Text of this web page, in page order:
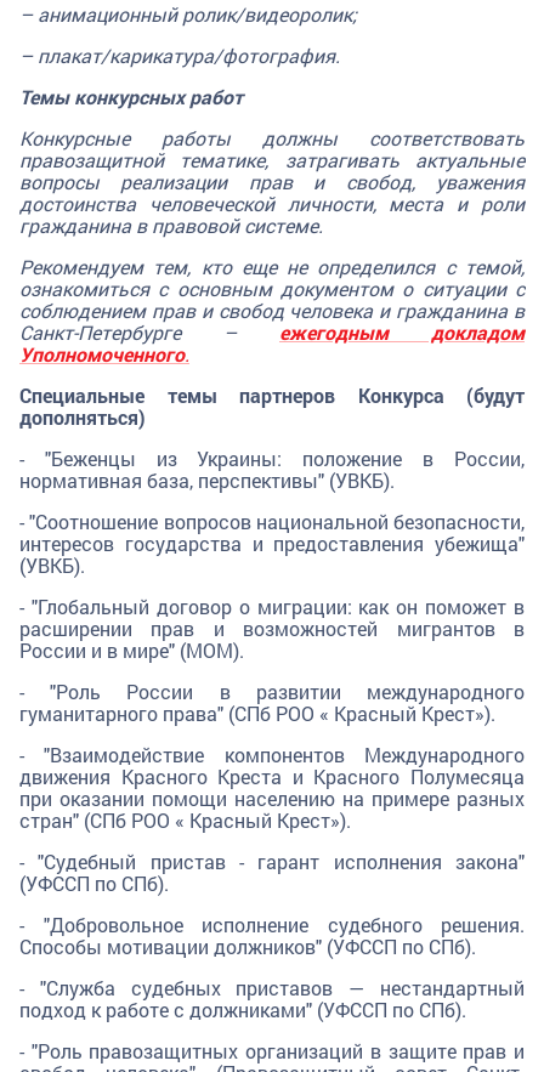
– анимационный ролик/видеоролик;
– плакат/карикатура/фотография.
Темы конкурсных работ
Конкурсные работы должны соответствовать
правозащитной тематике, затрагивать актуальные
вопросы реализации прав и свобод, уважения
достоинства человеческой личности, места и роли
гражданина в правовой системе.
Рекомендуем тем, кто еще не определился с темой,
ознакомиться с основным документом о ситуации с
соблюдением прав и свобод человека и гражданина в
Санкт-Петербурге – ежегодным докладом
Уполномоченного.
Специальные темы партнеров Конкурса (будут
дополняться)
- "Беженцы из Украины: положение в России,
нормативная база, перспективы" (УВКБ).
- "Соотношение вопросов национальной безопасности,
интересов государства и предоставления убежища"
(УВКБ).
- "Глобальный договор о миграции: как он поможет в
расширении прав и возможностей мигрантов в
России и в мире" (МОМ).
- "Роль России в развитии международного
гуманитарного права" (СПб РОО « Красный Крест»).
- "Взаимодействие компонентов Международного
движения Красного Креста и Красного Полумесяца
при оказании помощи населению на примере разных
стран" (СПб РОО « Красный Крест»).
- "Судебный пристав - гарант исполнения закона"
(УФССП по СПб).
- "Добровольное исполнение судебного решения.
Способы мотивации должников" (УФССП по СПб).
- "Служба судебных приставов — нестандартный
подход к работе с должниками" (УФССП по СПб).
- "Роль правозащитных организаций в защите прав и